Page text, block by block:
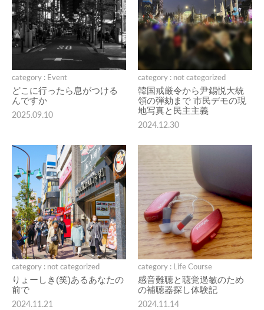
category : Event
どこに行ったら息がつける
んですか
2025.09.10
category : not categorized
韓国戒厳令から尹錫悦大統
領の弾劾まで 市民デモの現
地写真と民主主義
2024.12.30
category : not categorized
りょーしき(笑)あるあなたの
前で
2024.11.21
category : Life Course
感音難聴と聴覚過敏のため
の補聴器探し体験記
2024.11.14